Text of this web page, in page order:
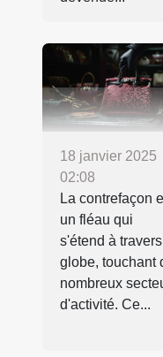
18 janvier 2025
02:08
La contrefaçon
un fléau qui
s'étend à
globe, touchant
nombreux
d'activité. Ce...